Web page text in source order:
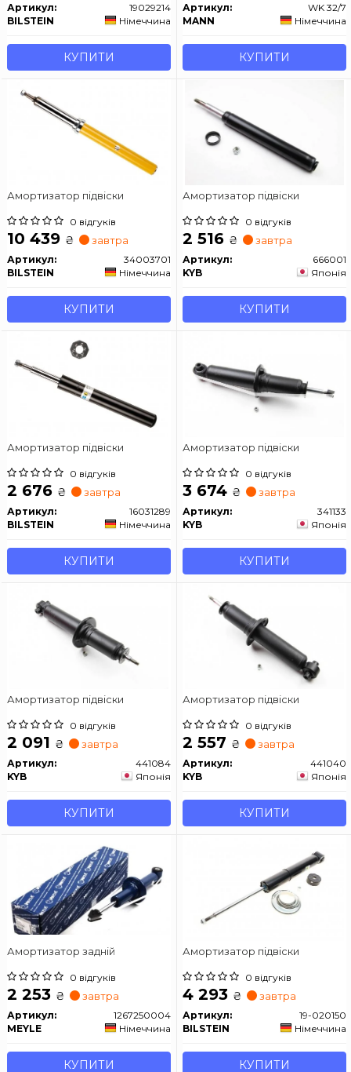
Артикул:
19029214
BILSTEIN
Німеччина
КУПИТИ
Артикул:
WK 32/7
MANN
Німеччина
КУПИТИ
Амортизатор підвіски
0 відгуків
10 439 ₴ завтра
Артикул:
34003701
BILSTEIN
Німеччина
КУПИТИ
Амортизатор підвіски
0 відгуків
2 516 ₴ завтра
Артикул:
666001
KYB
Японія
КУПИТИ
Амортизатор підвіски
0 відгуків
2 676 ₴ завтра
Артикул:
16031289
BILSTEIN
Німеччина
КУПИТИ
Амортизатор підвіски
0 відгуків
3 674 ₴ завтра
Артикул:
341133
KYB
Японія
КУПИТИ
Амортизатор підвіски
0 відгуків
2 091 ₴ завтра
Артикул:
441084
KYB
Японія
КУПИТИ
Амортизатор підвіски
0 відгуків
2 557 ₴ завтра
Артикул:
441040
KYB
Японія
КУПИТИ
Амортизатор задній
0 відгуків
2 253 ₴ завтра
Артикул:
1267250004
MEYLE
Німеччина
КУПИТИ
Амортизатор підвіски
0 відгуків
4 293 ₴ завтра
Артикул:
19-020150
BILSTEIN
Німеччина
КУПИТИ